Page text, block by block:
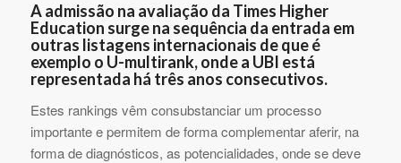
A admissão na avaliação da Times Higher
Education surge na sequência da entrada em
outras listagens internacionais de que é
exemplo o U-multirank, onde a UBI está
representada há três anos consecutivos.
Estes rankings vêm consubstanciar um processo
importante e permitem de forma complementar aferir, na
forma de diagnósticos, as potencialidades, onde se deve